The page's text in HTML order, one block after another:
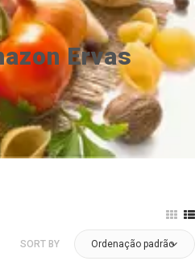
Ervas
SORT BY Ordenação padrão